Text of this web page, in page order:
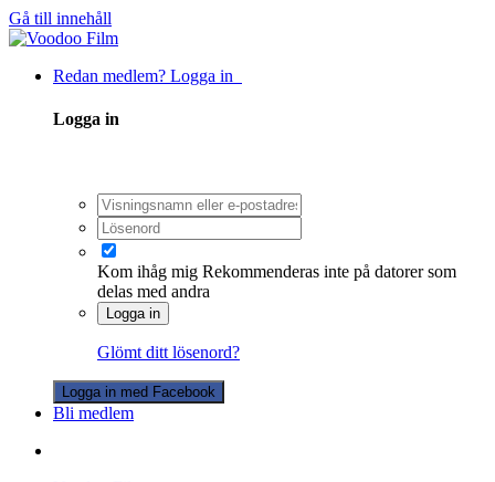
Gå till innehåll
Redan medlem? Logga in
Logga in
Kom ihåg mig Rekommenderas inte på datorer som
delas med andra
Logga in
Glömt ditt lösenord?
Logga in med Facebook
Bli medlem